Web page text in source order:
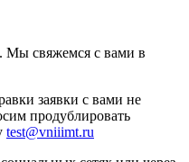
Мы свяжемся с вами в
заявки с вами не
продублировать
test@vniiimt.ru